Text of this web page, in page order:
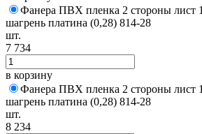
Фанера ПВХ пленка 2 стороны лист
шагрень платина (0,28) 814-28
шт.
7 734
в корзину
Фанера ПВХ пленка 2 стороны лист
шагрень платина (0,28) 814-28
шт.
8 234